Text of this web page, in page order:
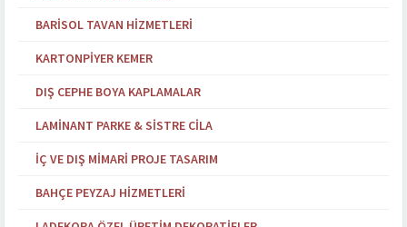
BARISOL TAVAN HIZMETLERI
KARTONPIYER KEMER
DIŞ CEPHE BOYA KAPLAMALAR
LAMINANT PARKE & SISTRE CILA
İÇ VE DIŞ MIMARI PROJE TASARIM
BAHÇE PEYZAJ HIZMETLERI